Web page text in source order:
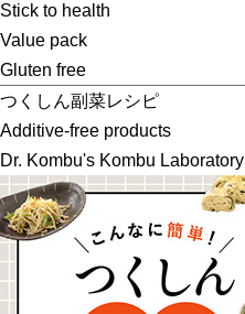
Stick to health
Value pack
Gluten free
つくしん副菜レシピ
Additive-free products
Dr. Kombu's Kombu Laboratory